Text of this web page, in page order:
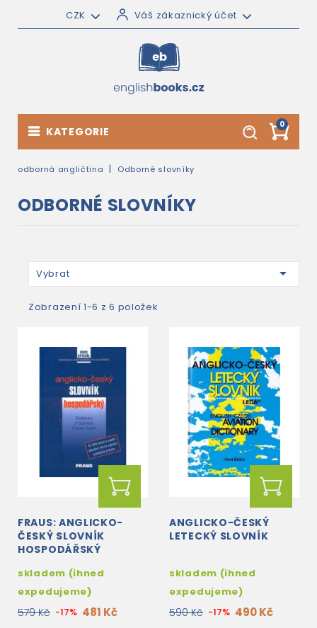
CZK Váš zákaznický účet
0
KATEGORIE
odborná angličtina Odborné slovníky
ODBORNÉ SLOVNÍKY
Vybrat 
Zobrazení 1-6 z 6 položek
FRAUS: ANGLICKO-
ČESKÝ SLOVNÍK
HOSPODÁŘSKÝ
skladem (ihned
expedujeme)
579 Kč -17% 481 Kč
ANGLICKO-ČESKÝ
LETECKÝ SLOVNÍK
skladem (ihned
expedujeme)
590 Kč -17% 490 Kč